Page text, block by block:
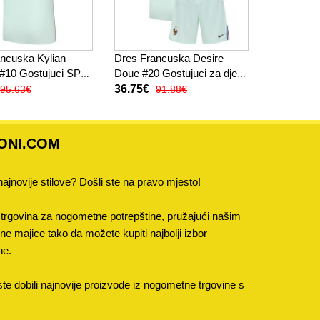
Kylian
Gostujuci SP
Rukav
95.63€
Dres Francuska Desire
Doue #20 Gostujuci za djecu
SP 2026 Kratak Rukav (+
36.75€ 91.88€
stilove? Došli ste na pravo mjesto!
za nogometne potrepštine, pružajući našim
majice tako da možete kupiti najbolji izbor
dobili najnovije proizvode iz nogometne trgovine s